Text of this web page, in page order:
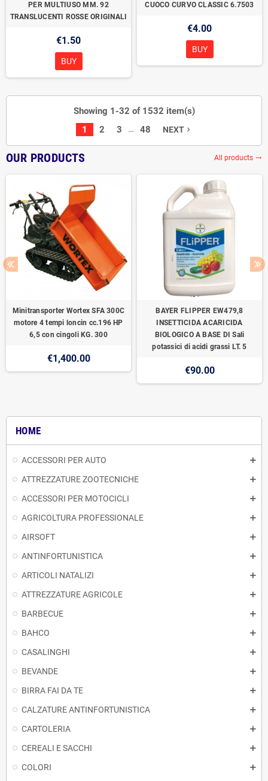
HOME
ACCESSORI PER AUTO
ATTREZZATURE ZOOTECNICHE
ACCESSORI PER MOTOCICLI
AGRICOLTURA PROFESSIONALE
AIRSOFT
ANTINFORTUNISTICA
ARTICOLI NATALIZI
ATTREZZATURE AGRICOLE
BARBECUE
BAHCO
CASALINGHI
BEVANDE
BIRRA FAI DA TE
CALZATURE ANTINFORTUNISTICA
CARTOLERIA
CEREALI E SACCHI
COLORI
PER MULTIUSO MM. 92
TRANSLUCENTI ROSSE ORIGINALI
€1.50
BUY
CUOCO CURVO CLASSIC 6.7503
€4.00
BUY
Showing 1-32 of 1532 item(s)
1
2 3 … 48 NEXTnavigate_next
OUR PRODUCTS All products trending_flat
Minitransporter Wortex SFA 300C
motore 4 tempi loncin cc.196 HP
6,5 con cingoli KG. 300
€1,400.00
BAYER FLIPPER EW479,8
INSETTICIDA ACARICIDA
BIOLOGICO A BASE DI Sali
potassici di acidi grassi LT. 5
€90.00